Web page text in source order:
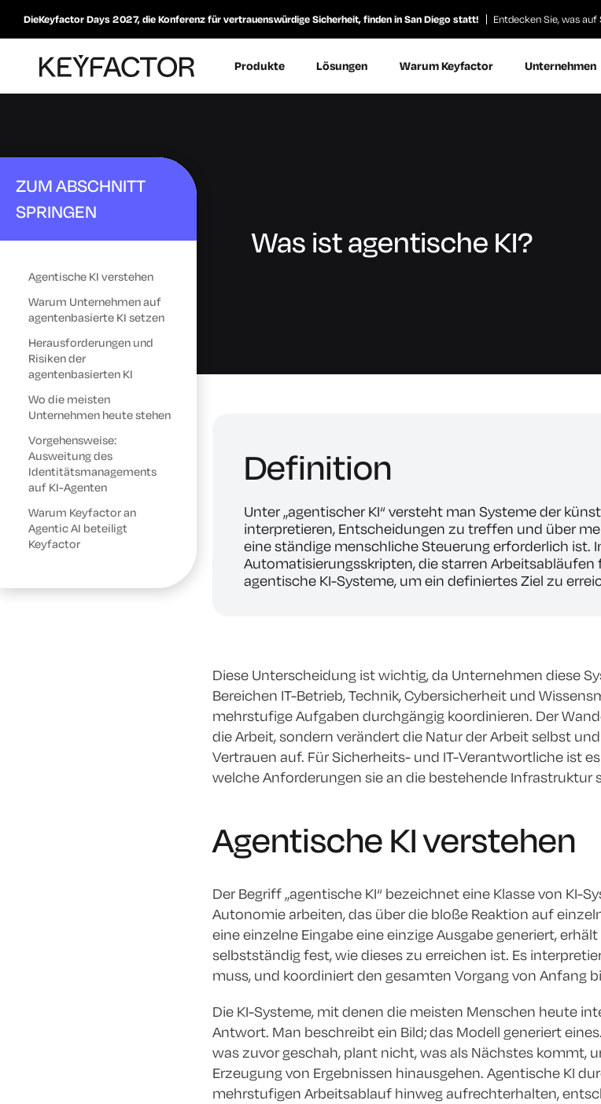
DieKeyfactor Days 2027, die Konferenz für vertrauenswürdige Sicherheit, finden in San Diego statt! Entdecken Sie, was auf
Produkte Lösungen Warum Keyfactor Unternehmen
Was ist agentische KI?
ZUM ABSCHNITT
SPRINGEN
Agentische KI verstehen
Warum Unternehmen auf
agentenbasierte KI setzen
Herausforderungen und
Risiken der
agentenbasierten KI
Wo die meisten
Unternehmen heute stehen
Vorgehensweise:
Ausweitung des
Identitätsmanagements
auf KI-Agenten
Warum Keyfactor an
Agentic AI beteiligt
Keyfactor
Definition
Unter „agentischer KI“ versteht man Systeme der
interpretieren, Entscheidungen zu treffen und über
eine ständige menschliche Steuerung erforderlich ist.
Automatisierungsskripten, die starren
agentische KI-Systeme, um ein definiertes Ziel zu
Diese Unterscheidung ist wichtig, da Unternehmen diese
Bereichen IT-Betrieb, Technik, Cybersicherheit und
mehrstufige Aufgaben durchgängig koordinieren. Der
die Arbeit, sondern verändert die Natur der Arbeit selbst
Vertrauen auf. Für Sicherheits- und IT-Verantwortliche ist
welche Anforderungen sie an die bestehende Infrastruktur
Agentische KI verstehen
Der Begriff „agentische KI“ bezeichnet eine Klasse von KI-
Autonomie arbeiten, das über die bloße Reaktion auf
eine einzelne Eingabe eine einzige Ausgabe generiert,
selbstständig fest, wie dieses zu erreichen ist. Es
muss, und koordiniert den gesamten Vorgang von Anfang
Die KI-Systeme, mit denen die meisten Menschen heute
Antwort. Man beschreibt ein Bild; das Modell generiert
was zuvor geschah, plant nicht, was als Nächstes kommt,
Erzeugung von Ergebnissen hinausgehen. Agentische KI
mehrstufigen Arbeitsablauf hinweg aufrechterhalten,